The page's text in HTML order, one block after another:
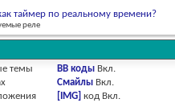
таймер по реальному времени?
реле
темы
BB коды Вкл.
Смайлы Вкл.
[IMG] код Вкл.